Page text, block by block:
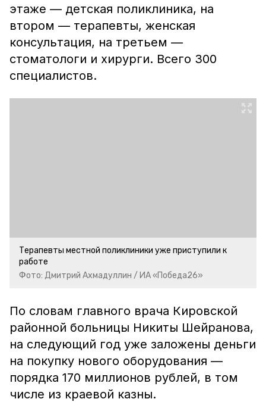
этаже — детская поликлиника, на
втором — терапевты, женская
консультация, на третьем —
стоматологи и хирурги. Всего 300
специалистов.
Терапевты местной поликлиники уже приступили к
работе
Фото: Дмитрий Ахмадуллин / ИА «Победа26»
По словам главного врача Кировской
районной больницы Никиты Шейранова,
на следующий год уже заложены деньги
на покупку нового оборудования —
порядка 170 миллионов рублей, в том
числе из краевой казны.